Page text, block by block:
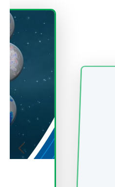
Vannets kretsløp